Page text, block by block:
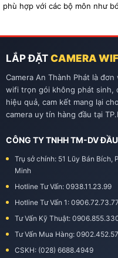
phù hợp với các bộ môn như
LẮP ĐẶT CAMERA
Camera An Thành Phát là
wifi trọn gói không phát sinh,
hiệu quả, cam kết mang lại
camera uy tín hàng đầu tại
CÔNG TY TNHH TM-DV
Trụ sở chính: 51 Lũy Bán Bích,
Minh
Hotline Tư Vấn: 0938.11.23.99
Hotline Tư Vấn 1: 0906.72.73.77
Tư Vấn Kỹ Thuật:
Tư Vấn Mua Hàng:
CSKH: (028) 6688.4949